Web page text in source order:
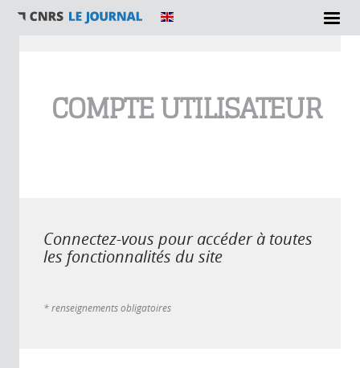
COMPTE UTILISATEUR
Connectez-vous pour accéder à toutes
les fonctionnalités du site
* renseignements obligatoires